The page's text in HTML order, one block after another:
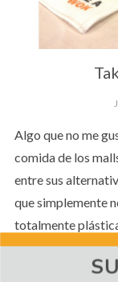
Algo que no me
comida de los
entre sus
que simplemente
totalmente